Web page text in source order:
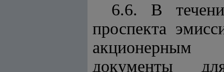
6.6. В
проспекта
акционерным
документы